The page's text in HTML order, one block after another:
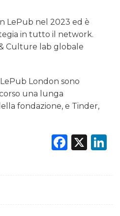
LePub nel 2023 ed è
in tutto il network.
Culture lab globale
London sono
una lunga
fondazione, e Tinder,
X